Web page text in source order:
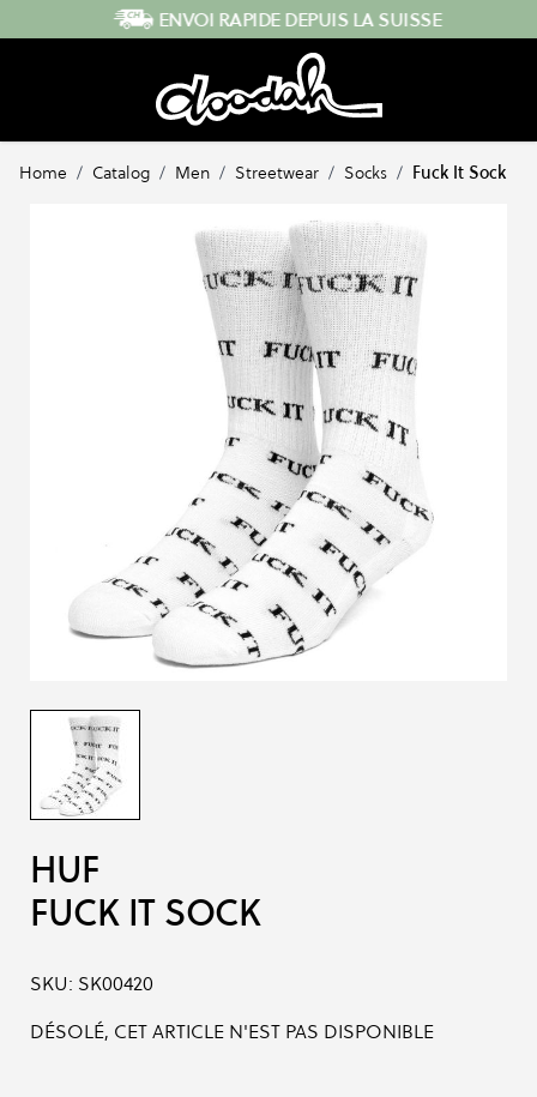
Skip to Content ENVOI RAPIDE DEPUIS LA SUISSE
Home / Catalog / Men / Streetwear / Socks / Fuck It Sock
HUF
FUCK IT SOCK
SKU: SK00420
DÉSOLÉ, CET ARTICLE N'EST PAS DISPONIBLE